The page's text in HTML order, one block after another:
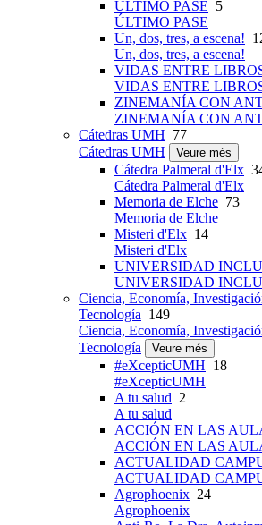
ÚLTIMO PASE 5
ÚLTIMO PASE
Un, dos, tres, a escena!
Un, dos, tres, a escena!
VIDAS ENTRE
VIDAS ENTRE
ZINEMANÍA CON
ZINEMANÍA CON
Cátedras UMH 77
Cátedras UMH
Veure més
Cátedra Palmeral d'Elx
Cátedra Palmeral d'Elx
Memoria de Elche 73
Memoria de Elche
Misteri d'Elx 14
Misteri d'Elx
UNIVERSIDAD
UNIVERSIDAD
Ciencia, Economía,
Tecnología 149
Ciencia, Economía,
Tecnología
Veure més
#eXcepticUMH 18
#eXcepticUMH
A tu salud 2
A tu salud
ACCIÓN EN LAS
ACCIÓN EN LAS
ACTUALIDAD
ACTUALIDAD
Agrophoenix 24
Agrophoenix